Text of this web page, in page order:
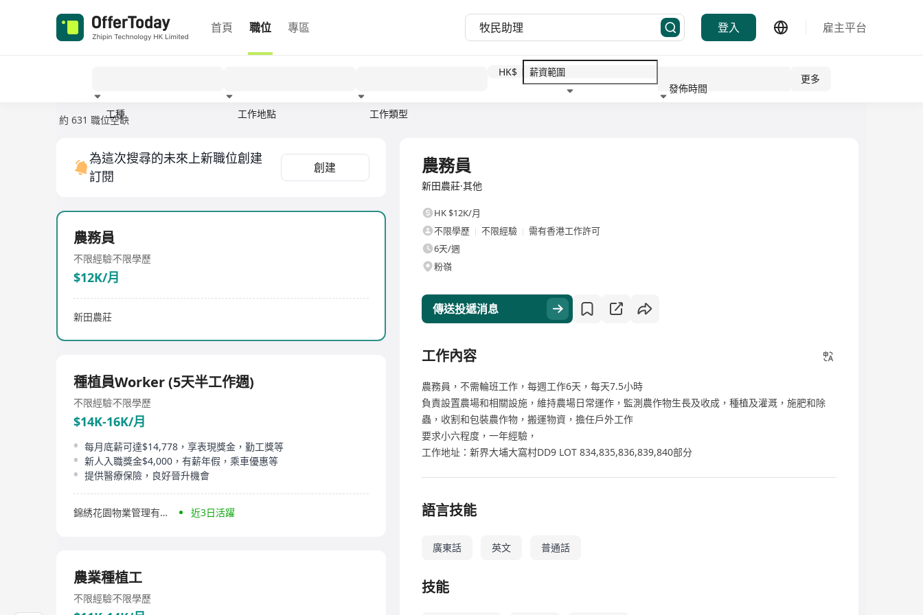
首頁 職位 專區 登入 雇主平台
工種 工作地點 工作類型
HK$
發佈時間
更多
約 631 職位空缺
為這次搜尋的未來上新職位創建
訂閱
創建
農務員
不限經驗不限學歷
$12K/月
新田農莊
種植員Worker (5天半工作週)
不限經驗不限學歷
$14K-16K/月
每月底薪可達$14,778，享表現獎金，勤工獎等
新人入職獎金$4,000，有薪年假，乘車優惠等
提供醫療保險，良好晉升機會
錦綉花園物業管理有限公司 近3日活躍
農業種植工
不限經驗不限學歷
農務員
新田農莊·其他
HK $12K/月
不限學歷
不限經驗
需有香港工作許可
6天/週
粉嶺
傳送投遞消息
工作內容
農務員，不需輪班工作，每週工作6天，每天7.5小時
負責設置農場和相關設施，維持農場日常運作，監測農作物生長及收成，種植及灌溉，施肥和除
蟲，收割和包裝農作物，搬運物資，擔任戶外工作
要求小六程度，一年經驗，
工作地址：新界大埔大窩村DD9 LOT 834,835,836,839,840部分
語言技能
廣東話 英文 普通話
技能